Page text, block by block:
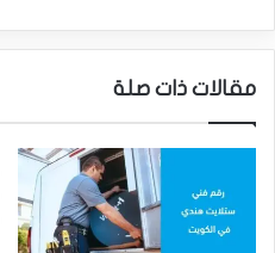
مقالات ذات صلة